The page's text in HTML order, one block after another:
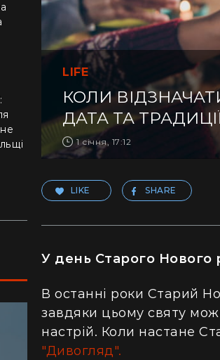
LIFE
КОЛИ
ДАТА ТА
1 січня, 17:12
LIKE SHARE
У день Старого Нового
В останні роки Старий
завдяки цьому святу
настрій. Коли настане
"Дивогляд".